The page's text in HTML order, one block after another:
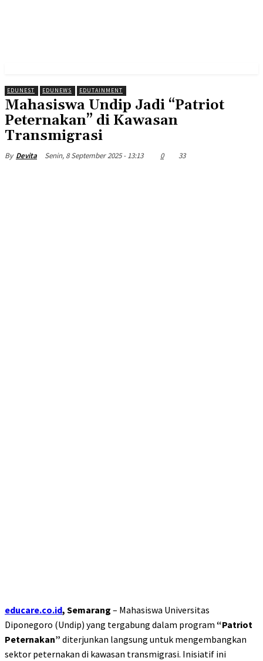
EDUNEST EDUNEWS EDUTAINMENT
Mahasiswa Undip Jadi “Patriot
Peternakan” di Kawasan
Transmigrasi
By Devita Senin, 8 September 2025 - 13:13 0 33
educare.co.id, Semarang – Mahasiswa Universitas
Diponegoro (Undip) yang tergabung dalam program “Patriot
Peternakan” diterjunkan langsung untuk mengembangkan
sektor peternakan di kawasan transmigrasi. Inisiatif ini